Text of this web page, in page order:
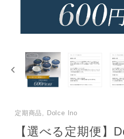
定期商品, Dolce Ino
【選べる定期便】